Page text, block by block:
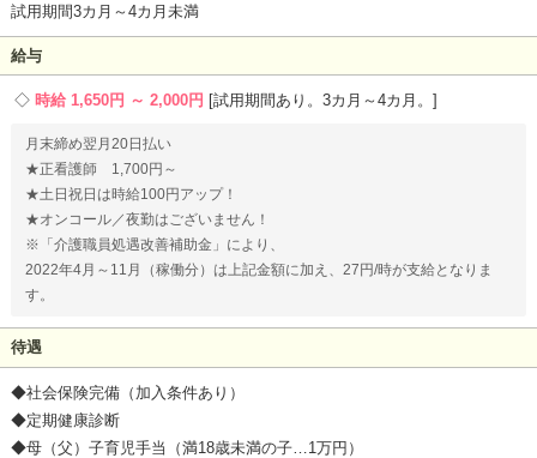
試用期間3カ月～4カ月未満
給与
時給 1,650円 ～ 2,000円 試用期間あり。3カ月～4カ月。
月末締め翌月20日払い
★正看護師 1,700円～
★土日祝日は時給100円アップ！
★オンコール／夜勤はございません！
※「介護職員処遇改善補助金」により、
2022年4月～11月（稼働分）は上記金額に加え、27円/時が支給となりま
す。
待遇
◆社会保険完備（加入条件あり）
◆定期健康診断
◆母（父）子育児手当（満18歳未満の子…1万円）